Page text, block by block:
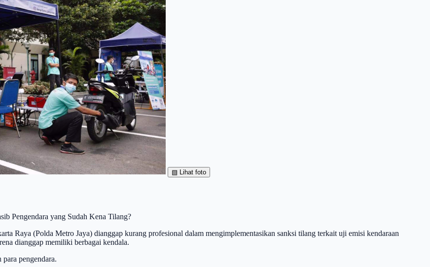
▧ Lihat foto
Pengendara yang Sudah Kena Tilang?
Raya (Polda Metro Jaya) dianggap kurang profesional dalam mengimplementasikan sanksi tilang terkait uji emisi kendaraan
dianggap memiliki berbagai kendala.
pengendara.